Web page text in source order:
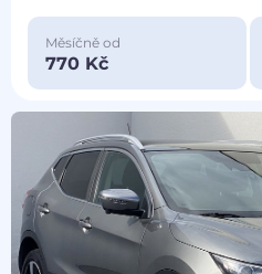
Měsíčně od
770 Kč